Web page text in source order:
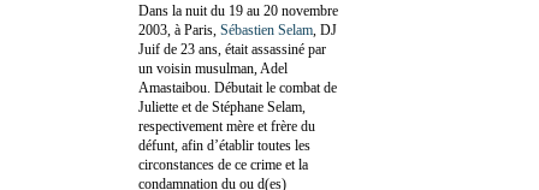
Dans la nuit du 19 au 20 novembre
2003, à Paris, Sébastien Selam , DJ
Juif de 23 ans, était assassiné par
un voisin musulman, Adel
Amastaibou. Débutait le combat de
Juliette et de Stéphane Selam,
respectivement mère et frère du
défunt, afin d’établir toutes les
circonstances de ce crime et la
condamnation du ou d(es)